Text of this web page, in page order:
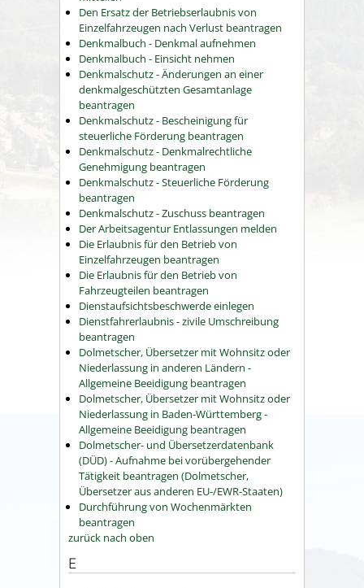
Den Ersatz der Betriebserlaubnis von
Einzelfahrzeugen nach Verlust beantragen
Denkmalbuch - Denkmal aufnehmen
Denkmalbuch - Einsicht nehmen
Denkmalschutz - Änderungen an einer
denkmalgeschützten Gesamtanlage
beantragen
Denkmalschutz - Bescheinigung für
steuerliche Förderung beantragen
Denkmalschutz - Denkmalrechtliche
Genehmigung beantragen
Denkmalschutz - Steuerliche Förderung
beantragen
Denkmalschutz - Zuschuss beantragen
Der Arbeitsagentur Entlassungen melden
Die Erlaubnis für den Betrieb von
Einzelfahrzeugen beantragen
Die Erlaubnis für den Betrieb von
Fahrzeugteilen beantragen
Dienstaufsichtsbeschwerde einlegen
Dienstfahrerlaubnis - zivile Umschreibung
beantragen
Dolmetscher, Übersetzer mit Wohnsitz oder
Niederlassung in anderen Ländern -
Allgemeine Beeidigung beantragen
Dolmetscher, Übersetzer mit Wohnsitz oder
Niederlassung in Baden-Württemberg -
Allgemeine Beeidigung beantragen
Dolmetscher- und Übersetzerdatenbank
(DÜD) - Aufnahme bei vorübergehender
Tätigkeit beantragen (Dolmetscher,
Übersetzer aus anderen EU-/EWR-Staaten)
Durchführung von Wochenmärkten
beantragen
zurück nach oben
E